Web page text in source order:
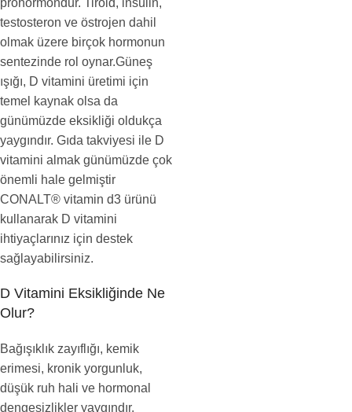
prohormondur. Tiroid, insülin,
testosteron ve östrojen dahil
olmak üzere birçok hormonun
sentezinde rol oynar.Güneş
ışığı, D vitamini üretimi için
temel kaynak olsa da
günümüzde eksikliği oldukça
yaygındır. Gıda takviyesi ile D
vitamini almak günümüzde çok
önemli hale gelmiştir
CONALT® vitamin d3 ürünü
kullanarak D vitamini
ihtiyaçlarınız için destek
sağlayabilirsiniz.
D Vitamini Eksikliğinde Ne
Olur?
Bağışıklık zayıflığı, kemik
erimesi, kronik yorgunluk,
düşük ruh hali ve hormonal
dengesizlikler yaygındır.